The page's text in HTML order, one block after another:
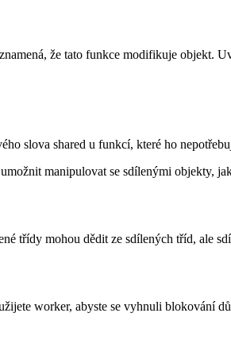
že tato funkce modifikuje objekt.
slova shared u funkcí, které ho
manipulovat se sdílenými objekty,
třídy mohou dědit ze sdílených tříd,
worker, abyste se vyhnuli blokování